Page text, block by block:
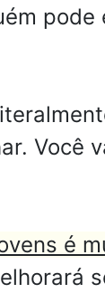
pode
Você
é